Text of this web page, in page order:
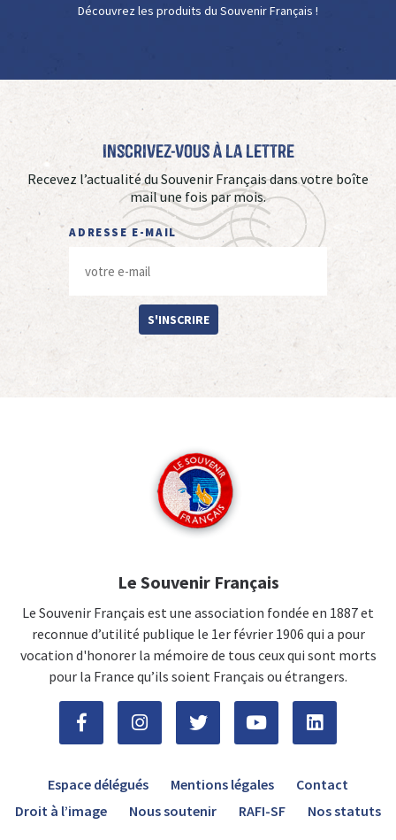
Découvrez les produits du Souvenir Français !
Inscrivez-vous à La Lettre
Recevez l’actualité du Souvenir Français dans votre boîte
mail une fois par mois.
ADRESSE E-MAIL
S'INSCRIRE
Le Souvenir Français
Le Souvenir Français est une association fondée en 1887 et
reconnue d’utilité publique le 1er février 1906 qui a pour
vocation d'honorer la mémoire de tous ceux qui sont morts
pour la France qu’ils soient Français ou étrangers.
Espace délégués Mentions légales
Contact
Droit à l’image
Nous soutenir RAFI-SF Nos statuts